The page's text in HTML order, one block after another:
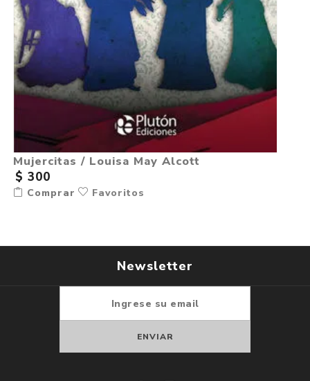
Mujercitas / Louisa May Alcott
$ 300
Comprar Favoritos
Newsletter